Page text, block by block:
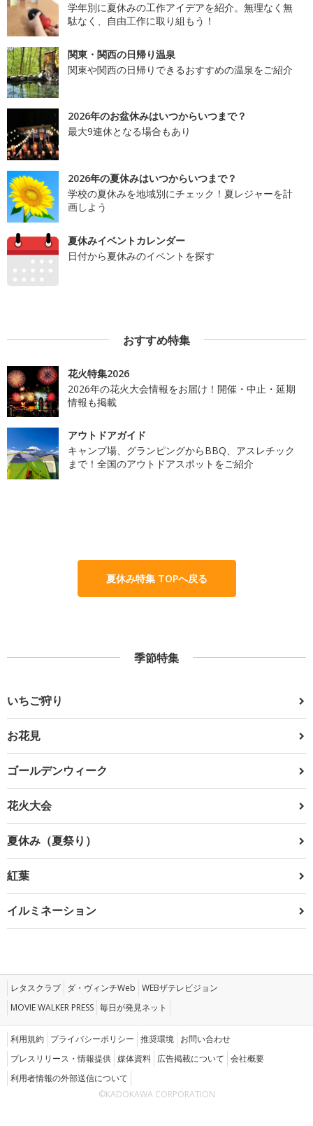
学年別に夏休みの工作アイデアを紹介。無理なく無
駄なく、自由工作に取り組もう！
関東・関西の日帰り温泉
関東や関西の日帰りできるおすすめの温泉をご紹介
2026年のお盆休みはいつからいつまで？
最大9連休となる場合もあり
2026年の夏休みはいつからいつまで？
学校の夏休みを地域別にチェック！夏レジャーを計
画しよう
夏休みイベントカレンダー
日付から夏休みのイベントを探す
おすすめ特集
花火特集2026
2026年の花火大会情報をお届け！開催・中止・延期
情報も掲載
アウトドアガイド
キャンプ場、グランピングからBBQ、アスレチック
まで！全国のアウトドアスポットをご紹介
夏休み特集 TOPへ戻る
季節特集
いちご狩り
お花見
ゴールデンウィーク
花火大会
夏休み（夏祭り）
紅葉
イルミネーション
レタスクラブ ダ・ヴィンチWeb WEBザテレビジョン
MOVIE WALKER PRESS 毎日が発見ネット
利用規約 プライバシーポリシー 推奨環境 お問い合わせ
プレスリリース・情報提供 媒体資料 広告掲載について 会社概要
利用者情報の外部送信について
©KADOKAWA CORPORATION